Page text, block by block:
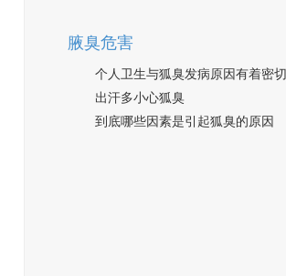
腋臭危害
个人卫生与狐臭发病原因有着密切
出汗多小心狐臭
到底哪些因素是引起狐臭的原因